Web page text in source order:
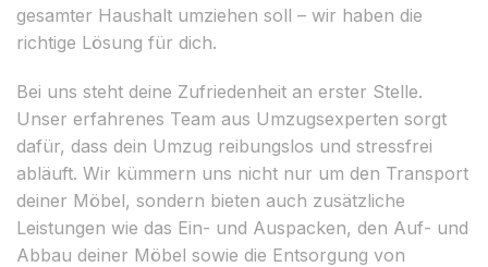
gesamter Haushalt umziehen soll – wir haben die
richtige Lösung für dich.
Bei uns steht deine Zufriedenheit an erster Stelle.
Unser erfahrenes Team aus Umzugsexperten sorgt
dafür, dass dein Umzug reibungslos und stressfrei
abläuft. Wir kümmern uns nicht nur um den Transport
deiner Möbel, sondern bieten auch zusätzliche
Leistungen wie das Ein- und Auspacken, den Auf- und
Abbau deiner Möbel sowie die Entsorgung von